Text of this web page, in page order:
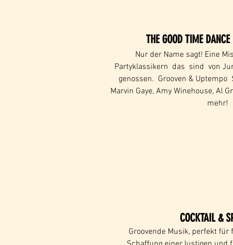
THE GOOD TIME
Nur der Name sagt! Eine
Partyklassikern das sind von
genossen. Grooven & Uptempo
Marvin Gaye, Amy Winehouse, Al
mehr!
COCKTAIL &
Groovende Musik, perfekt